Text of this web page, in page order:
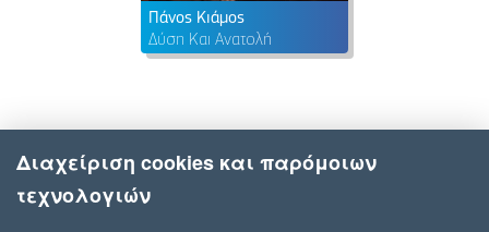
Πάνος Κιάμος
Δύση Και Ανατολή
Διαχείριση cookies και παρόμοιων
τεχνολογιών